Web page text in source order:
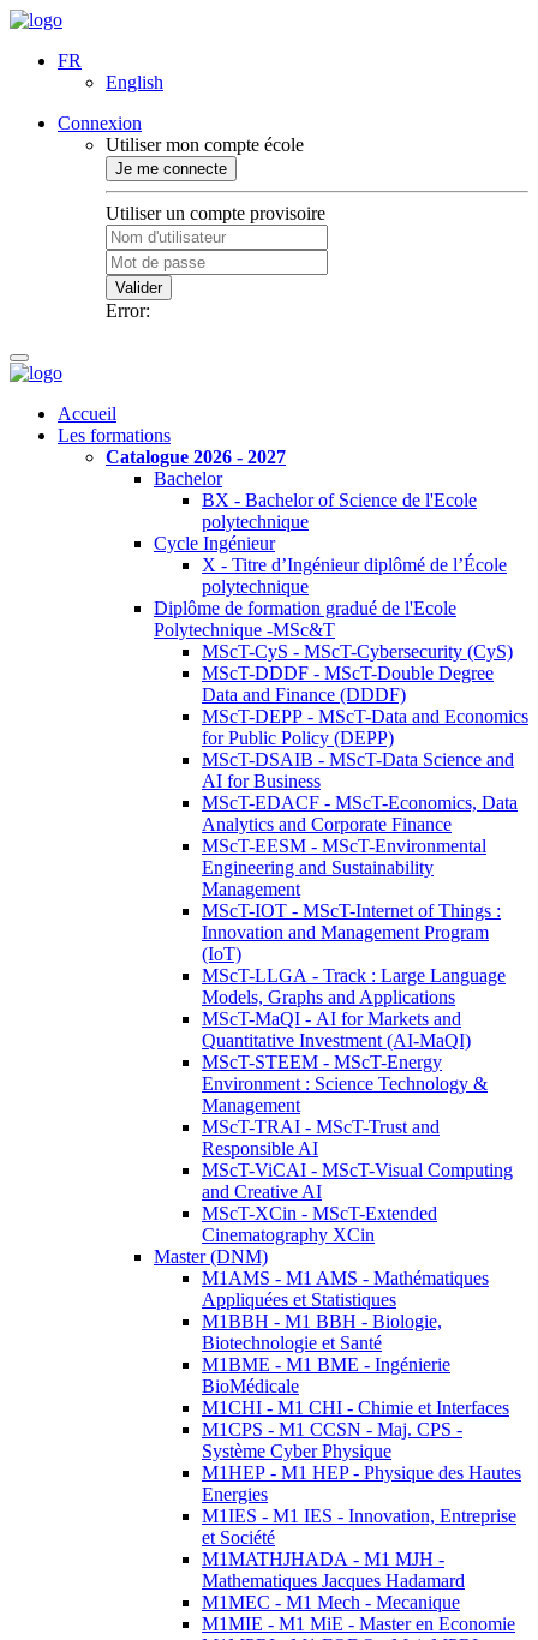
FR
English
Connexion
Utiliser mon compte école
Je me connecte
Utiliser un compte provisoire
Valider
Error:
Accueil
Les formations
Catalogue 2026 - 2027
Bachelor
BX - Bachelor of Science de l'Ecole
polytechnique
Cycle Ingénieur
X - Titre d’Ingénieur diplômé de l’École
polytechnique
Diplôme de formation gradué de l'Ecole
Polytechnique -MSc&T
MScT-CyS - MScT-Cybersecurity (CyS)
MScT-DDDF - MScT-Double Degree
Data and Finance (DDDF)
MScT-DEPP - MScT-Data and Economics
for Public Policy (DEPP)
MScT-DSAIB - MScT-Data Science and
AI for Business
MScT-EDACF - MScT-Economics, Data
Analytics and Corporate Finance
MScT-EESM - MScT-Environmental
Engineering and Sustainability
Management
MScT-IOT - MScT-Internet of Things :
Innovation and Management Program
(IoT)
MScT-LLGA - Track : Large Language
Models, Graphs and Applications
MScT-MaQI - AI for Markets and
Quantitative Investment (AI-MaQI)
MScT-STEEM - MScT-Energy
Environment : Science Technology &
Management
MScT-TRAI - MScT-Trust and
Responsible AI
MScT-ViCAI - MScT-Visual Computing
and Creative AI
MScT-XCin - MScT-Extended
Cinematography XCin
Master (DNM)
M1AMS - M1 AMS - Mathématiques
Appliquées et Statistiques
M1BBH - M1 BBH - Biologie,
Biotechnologie et Santé
M1BME - M1 BME - Ingénierie
BioMédicale
M1CHI - M1 CHI - Chimie et Interfaces
M1CPS - M1 CCSN - Maj. CPS -
Système Cyber Physique
M1HEP - M1 HEP - Physique des Hautes
Energies
M1IES - M1 IES - Innovation, Entreprise
et Société
M1MATHJHADA - M1 MJH -
Mathematiques Jacques Hadamard
M1MEC - M1 Mech - Mecanique
M1MIE - M1 MiE - Master en Economie